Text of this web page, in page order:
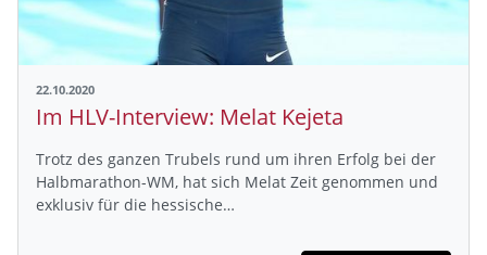
22.10.2020
Im HLV-Interview: Melat Kejeta
Trotz des ganzen Trubels rund um ihren Erfolg bei der
Halbmarathon-WM, hat sich Melat Zeit genommen und
exklusiv für die hessische…